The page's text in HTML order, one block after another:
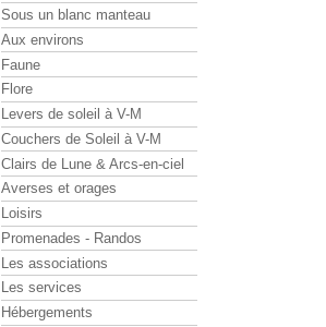
Sous un blanc manteau
Aux environs
Faune
Flore
Levers de soleil à V-M
Couchers de Soleil à V-M
Clairs de Lune & Arcs-en-ciel
Averses et orages
Loisirs
Promenades - Randos
Les associations
Les services
Hébergements